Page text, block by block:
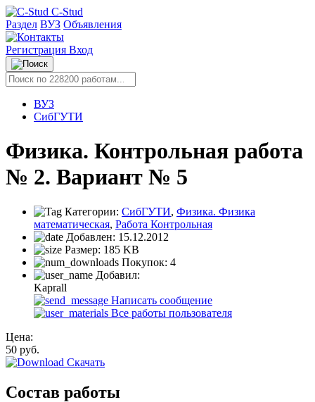
C-Stud
Раздел ВУЗ Объявления
Регистрация Вход
ВУЗ
СибГУТИ
Физика. Контрольная работа
№ 2. Вариант № 5
Категории: СибГУТИ, Физика. Физика
математическая, Работа Контрольная
Добавлен: 15.12.2012
Размер: 185 KB
Покупок: 4
Добавил:
Kaprall
Написать сообщение
Все работы пользователя
Цена:
50 руб.
Скачать
Состав работы